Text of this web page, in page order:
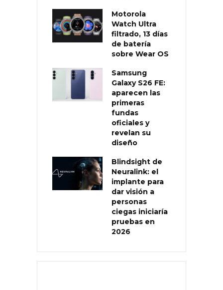
Motorola
Watch Ultra
filtrado, 13 días
de batería
sobre Wear OS
Samsung
Galaxy S26 FE:
aparecen las
primeras
fundas
oficiales y
revelan su
diseño
Blindsight de
Neuralink: el
implante para
dar visión a
personas
ciegas iniciaría
pruebas en
2026